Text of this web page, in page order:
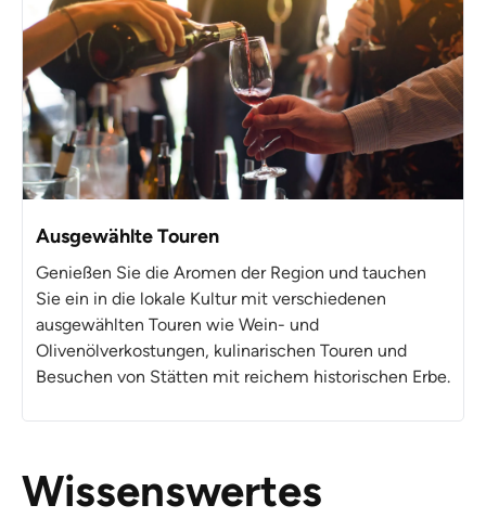
Ausgewählte Touren
Genießen Sie die Aromen der Region und tauchen
Sie ein in die lokale Kultur mit verschiedenen
ausgewählten Touren wie Wein- und
Olivenölverkostungen, kulinarischen Touren und
Besuchen von Stätten mit reichem historischen Erbe.
Wissenswertes